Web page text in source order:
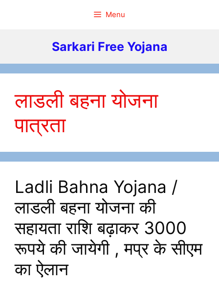
Menu
Sarkari Free Yojana
लाडली बहना योजना
पात्रता
Ladli Bahna Yojana /
लाडली बहना योजना की
सहायता राशि बढ़ाकर 3000
रूपये की जायेगी , मप्र के सीएम
का ऐलान